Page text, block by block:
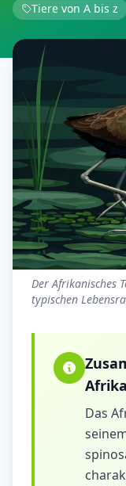
Tiere von A bis z
Der Afrikanisches
typischen
Das